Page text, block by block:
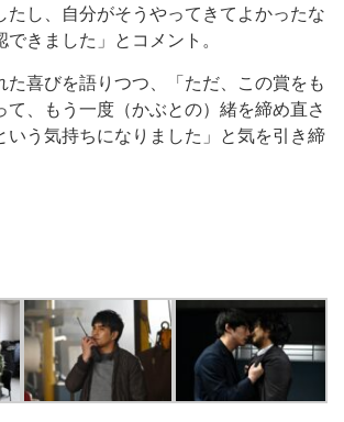
たし、自分がそうやってきてよかったな
できました」とコメント。
喜びを語りつつ、「ただ、この賞をも
て、もう一度（かぶとの）緒を締め直さ
いう気持ちになりました」と気を引き締